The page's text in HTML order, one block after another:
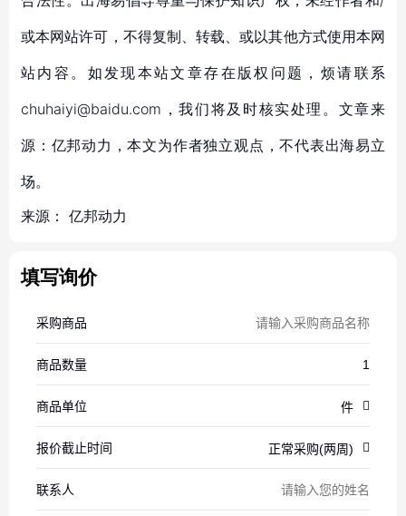
或本网站许可，不得复制、转载、或以其他方式使用本网
站内容。如发现本站文章存在版权问题，烦请联系
chuhaiyi@baidu.com，我们将及时核实处理。文章来
源：亿邦动力，本文为作者独立观点，不代表出海易立
场。
来源： 亿邦动力
填写询价